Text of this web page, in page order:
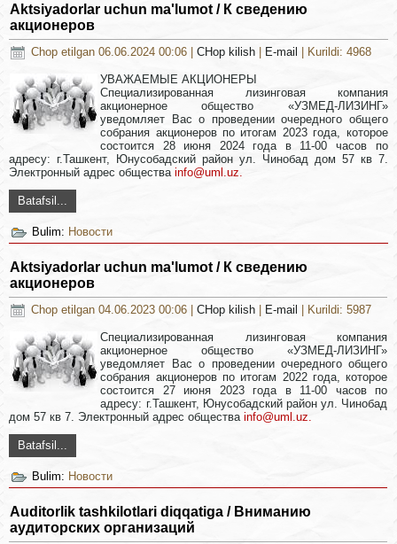
Aktsiyadorlar uchun ma'lumot / К сведению
акционеров
Chop etilgan 06.06.2024 00:06 |CHop kilish E-mail | Kurildi: 4968
УВАЖАЕМЫЕ АКЦИОНЕРЫ
Специализированная лизинговая компания
акционерное общество «УЗМЕД-ЛИЗИНГ»
уведомляет Вас о проведении очередного общего
собрания акционеров по итогам 2023 года, которое
состоится 28 июня 2024 года в 11-00 часов по
адресу: г.Ташкент, Юнусобадский район ул. Чинобад дом 57 кв 7.
Электронный адрес обществаinfo@uml.uz
Batafsil...
Bulim: Новости
Aktsiyadorlar uchun ma'lumot / К сведению
акционеров
Chop etilgan 04.06.2023 00:06 |CHop kilish E-mail | Kurildi: 5987
Специализированная лизинговая компания
акционерное общество «УЗМЕД-ЛИЗИНГ»
уведомляет Вас о проведении очередного общего
собрания акционеров по итогам 2022 года, которое
состоится 27 июня 2023 года в 11-00 часов по
адресу: г.Ташкент, Юнусобадский район ул. Чинобад
дом 57 кв 7. Электронный адрес обществаinfo@uml.uz
Batafsil...
Bulim: Новости
Auditorlik tashkilotlari diqqatiga / Вниманию
аудиторских организаций